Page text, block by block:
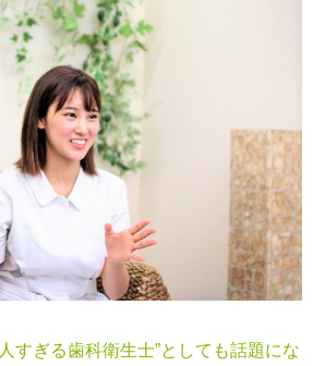
すぎる歯科衛生士”としても話題にな